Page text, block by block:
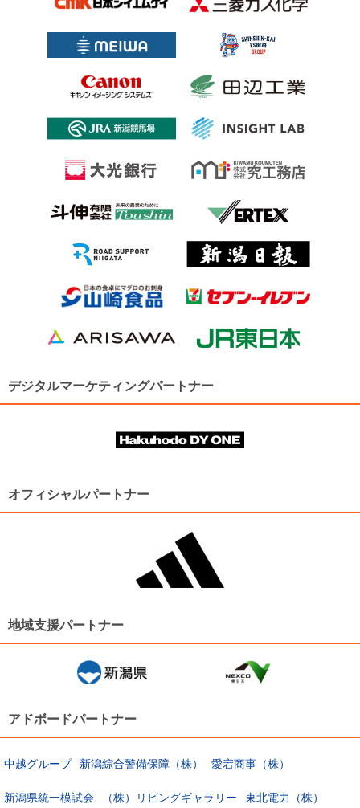
デジタルマーケティングパートナー
オフィシャルパートナー
地域支援パートナー
アドボードパートナー
中越グループ 新潟綜合警備保障（株） 愛宕商事（株）
新潟県統一模試会 （株）リビングギャラリー 東北電力（株）